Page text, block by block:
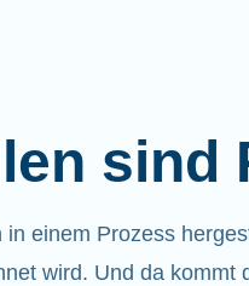
sind
in einem Prozess
wird. Und da kommt